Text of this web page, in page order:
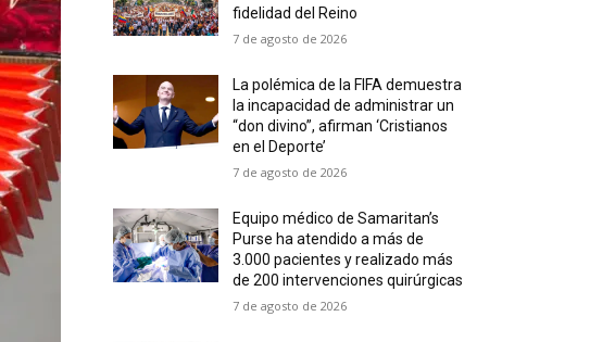
fidelidad del Reino
7 de agosto de 2026
La polémica de la FIFA demuestra
la incapacidad de administrar un
“don divino”, afirman ‘Cristianos
en el Deporte’
7 de agosto de 2026
Equipo médico de Samaritan’s
Purse ha atendido a más de
3.000 pacientes y realizado más
de 200 intervenciones quirúrgicas
7 de agosto de 2026